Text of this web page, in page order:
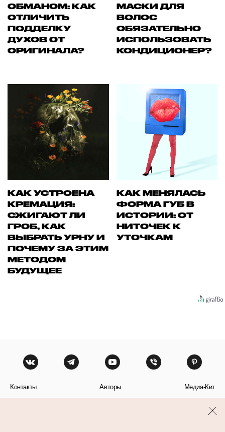
ОБМАНОМ: КАК
ОТЛИЧИТЬ
ПОДДЕЛКУ
ДУХОВ ОТ
ОРИГИНАЛА?
МАСКИ ДЛЯ
ВОЛОС
ОБЯЗАТЕЛЬНО
ИСПОЛЬЗОВАТЬ
КОНДИЦИОНЕР?
КАК УСТРОЕНА
КРЕМАЦИЯ:
СЖИГАЮТ ЛИ
ГРОБ, КАК
ВЫБРАТЬ УРНУ И
ПОЧЕМУ ЗА ЭТИМ
МЕТОДОМ
БУДУЩЕЕ
КАК МЕНЯЛАСЬ
ФОРМА ГУБ В
ИСТОРИИ: ОТ
НИТОЧЕК К
УТОЧКАМ
Контакты Авторы Медиа-Кит